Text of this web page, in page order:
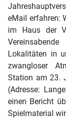
eMail erfahren:
im Haus der
Lokalitäten in
zwangloser
Station am 23.
(Adresse:
einen Bericht
Spielmaterial